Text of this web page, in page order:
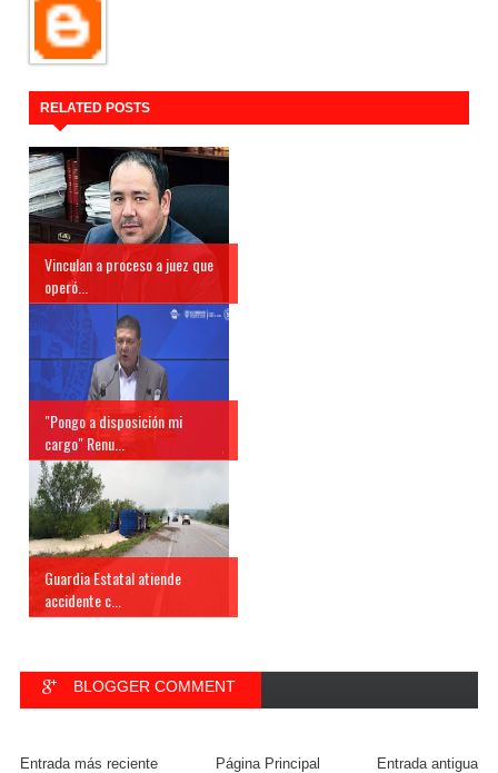
RELATED POSTS
Vinculan a proceso a juez que
operó...
"Pongo a disposición mi
cargo" Renu...
Guardia Estatal atiende
accidente c...
BLOGGER COMMENT
Entrada más reciente Entrada antigua
Página Principal